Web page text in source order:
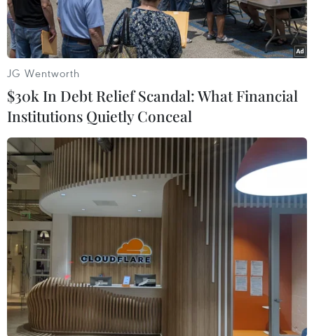
thực tế ảo.
Mẫu Samsung Galaxy S7 Edge.
Bỏ qua những khó khăn trước mắt do phiên bản
lỗi Note 7 gây ra, Samsung được cho là đang âm
thầm đầu tư tâm sức vào mẫu điện thoại Galaxy
S8.
Theo SamMobile, Samsung dường như đã sẵn
sàng để tạo ra sức mạnh "siêu khủng" cho cấu
JG Wentworth
$30k In Debt Relief Scandal: What Financial
Institutions Quietly Conceal